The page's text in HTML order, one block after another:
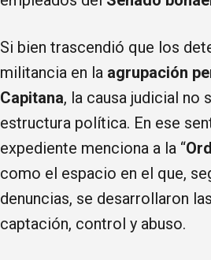
Si bien trascendió que los
militancia en la agrupación
Capitana, la causa judicial no
estructura política. En ese
expediente menciona a la “
como el espacio en el que,
denuncias, se desarrollaron
captación, control y abuso.